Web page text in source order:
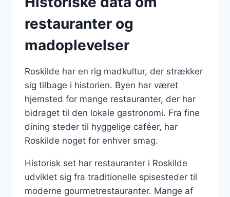
restauranter og
madoplevelser
Roskilde har en rig madkultur, der strækker
sig tilbage i historien. Byen har været
hjemsted for mange restauranter, der har
bidraget til den lokale gastronomi. Fra fine
dining steder til hyggelige caféer, har
Roskilde noget for enhver smag.
Historisk set har restauranter i Roskilde
udviklet sig fra traditionelle spisesteder til
moderne gourmetrestauranter. Mange af